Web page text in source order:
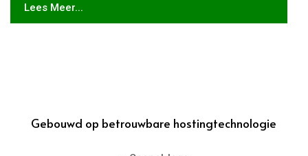
Lees Meer...
Gebouwd op betrouwbare hostingtechnologie